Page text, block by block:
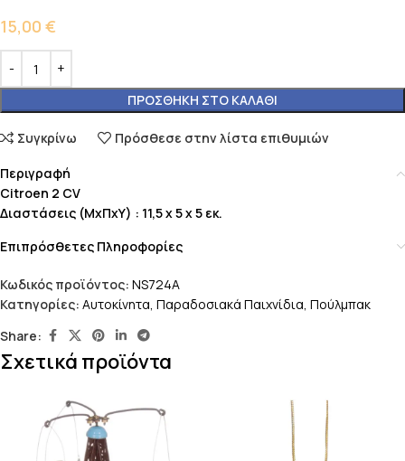
15,00 €
ΠΡΟΣΘΉΚΗ ΣΤΟ ΚΑΛΆΘΙ
Συγκρίνω Πρόσθεσε στην λίστα επιθυμιών
Περιγραφή
Citroen 2 CV
Διαστάσεις (ΜxΠxΥ) : 11,5 x 5 x 5 εκ.
Επιπρόσθετες Πληροφορίες
Κωδικός προϊόντος: NS724A
Κατηγορίες: Αυτοκίνητα, Παραδοσιακά Παιχνίδια, Πούλμπακ
Share:
Σχετικά προϊόντα